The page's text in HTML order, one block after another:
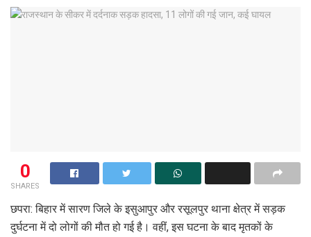
0
SHARES
छपरा: बिहार में सारण जिले के इसुआपुर और रसूलपुर थाना क्षेत्र में सड़क
दुर्घटना में दो लोगों की मौत हो गई है। वहीं, इस घटना के बाद मृतकों के